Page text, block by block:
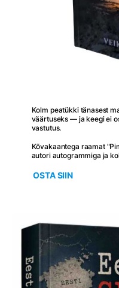
Kolm peatükki tänasest
väärtuseks — ja keegi ei
vastutus.
Kõvakaantega raamat
autori autogrammiga ja
OSTA SIIN